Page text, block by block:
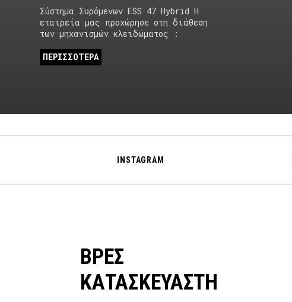
Σύστημα Συρόμενων ESS 47 Hybrid Η
εταιρεία μας προχώρησε στη διάθεση
των μηχανισμών κλειδώματος :
ΠΕΡΙΣΣΟΤΕΡΑ
INSTAGRAM
ΒΡΕΣ
ΚΑΤΑΣΚΕΥΑΣΤΗ